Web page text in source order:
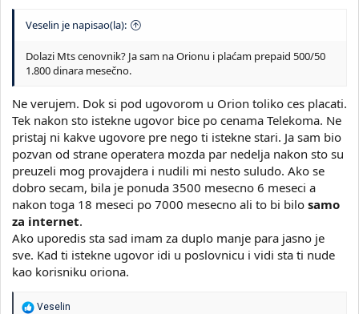
Veselin je napisao(la):
Dolazi Mts cenovnik? Ja sam na Orionu i plaćam prepaid 500/50
1.800 dinara mesečno.
Ne verujem. Dok si pod ugovorom u Orion toliko ces placati.
Tek nakon sto istekne ugovor bice po cenama Telekoma. Ne
pristaj ni kakve ugovore pre nego ti istekne stari. Ja sam bio
pozvan od strane operatera mozda par nedelja nakon sto su
preuzeli mog provajdera i nudili mi nesto suludo. Ako se
dobro secam, bila je ponuda 3500 mesecno 6 meseci a
nakon toga 18 meseci po 7000 mesecno ali to bi bilo samo
za internet.
Ako uporedis sta sad imam za duplo manje para jasno je
sve. Kad ti istekne ugovor idi u poslovnicu i vidi sta ti nude
kao korisniku oriona.
R
Veselin